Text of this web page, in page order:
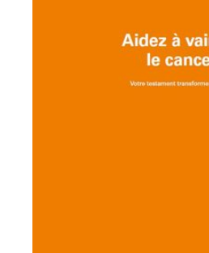
Italiano